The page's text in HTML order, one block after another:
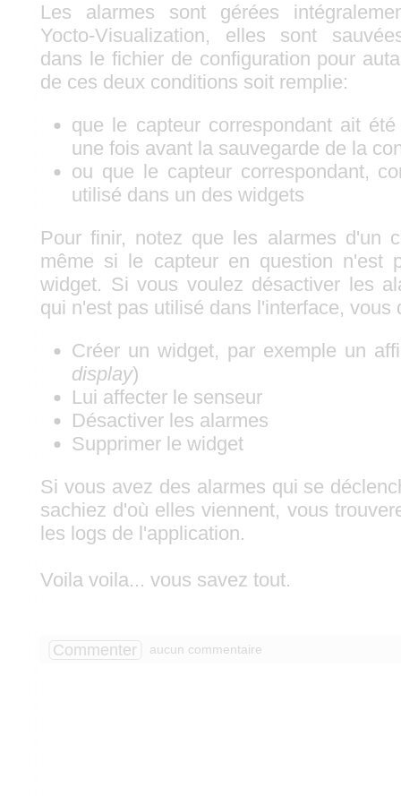
Les alarmes sont gérées
Yocto-Visualization, elles sont
dans le fichier de configuration pour
de ces deux conditions soit remplie:
que le capteur correspondant ait
une fois avant la sauvegarde de la
ou que le capteur correspondant,
utilisé dans un des widgets
Pour finir, notez que les alarmes d'un
même si le capteur en question n'est
widget. Si vous voulez désactiver les
qui n'est pas utilisé dans l'interface, vous
Créer un widget, par exemple un
display)
Lui affecter le senseur
Désactiver les alarmes
Supprimer le widget
Si vous avez des alarmes qui se
sachiez d'où elles viennent, vous
les logs de l'application.
Voila voila... vous savez tout.
Commenter aucun commentaire